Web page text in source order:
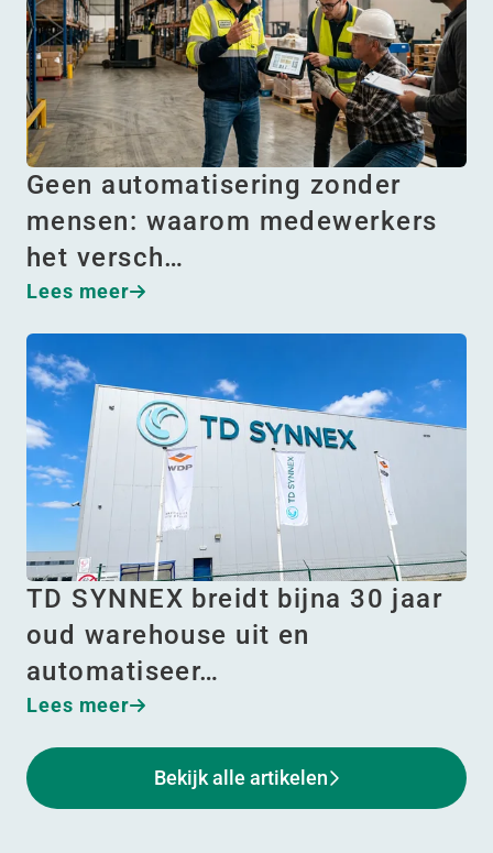
Geen automatisering zonder
mensen: waarom medewerkers
het versch…
Lees meer
TD SYNNEX breidt bijna 30 jaar
oud warehouse uit en
automatiseer…
Lees meer
Bekijk alle artikelen